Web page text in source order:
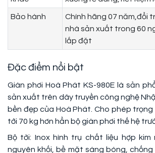
Bảo hành
Chính hãng 07 năm,đổi
nhà sản xuất trong 60
lắp đặt
Đặc điểm nổi bật
Giàn phơi Hoà Phát KS-980E là sản
sản xuất trên dây truyền công nghệ
bền đẹp của Hoà Phát. Cho phép trọng
tới 70 kg hơn hẳn bộ giàn phơi thế hệ
Bộ tời: Inox hình trụ chất liệu hợp kim
nguyên khối, bề mặt sáng bóng, chống